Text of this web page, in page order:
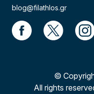
blog@filathlos.gr
©
All rights